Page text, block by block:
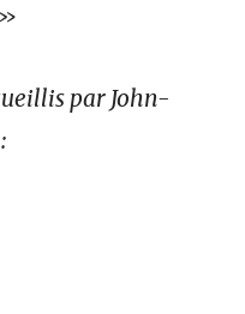
par John-